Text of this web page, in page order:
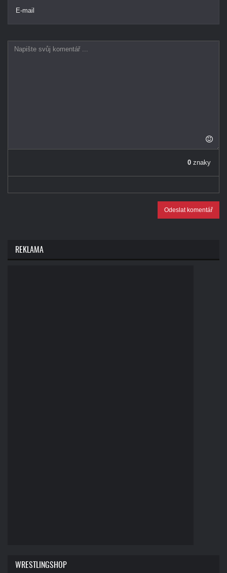
E-mail
0 znaky
Odeslat komentář
REKLAMA
WRESTLINGSHOP